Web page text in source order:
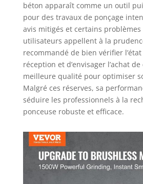
béton apparaît comme un outil
pour des travaux de ponçage
avis mitigés et certains
utilisateurs appellent à la
recommandé de bien vérifier
réception et d’envisager l’achat
meilleure qualité pour optimiser
Malgré ces réserves, sa
séduire les professionnels à la
ponceuse robuste et efficace.